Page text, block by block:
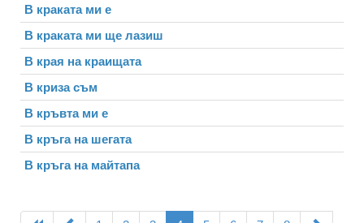
В краката ми е
В краката ми ще лазиш
В края на краищата
В криза съм
В кръвта ми е
В кръгa на шегата
В кръга на майтапа